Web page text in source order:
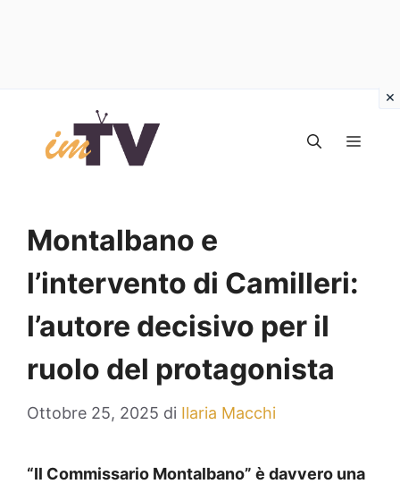
contenuto
Montalbano e
l’intervento di Camilleri:
l’autore decisivo per il
ruolo del protagonista
Ottobre 25, 2025 di Ilaria Macchi
“Il Commissario Montalbano” è davvero una